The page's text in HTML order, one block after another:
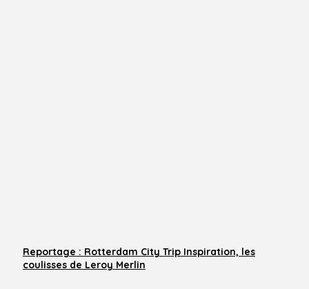
Reportage : Rotterdam City Trip Inspiration, les
coulisses de Leroy Merlin